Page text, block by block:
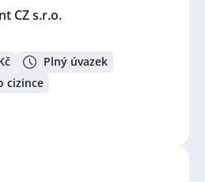
CZ s.r.o.
Plný úvazek
cizince